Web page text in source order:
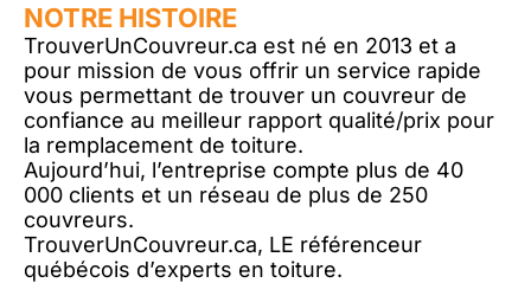
NOTRE HISTOIRE
TrouverUnCouvreur.ca est né en 2013 et a
pour mission de vous offrir un service rapide
vous permettant de trouver un couvreur de
confiance au meilleur rapport qualité/prix pour
la remplacement de toiture.
Aujourd’hui, l’entreprise compte plus de 40
000 clients et un réseau de plus de 250
couvreurs.
TrouverUnCouvreur.ca, LE référenceur
québécois d’experts en toiture.